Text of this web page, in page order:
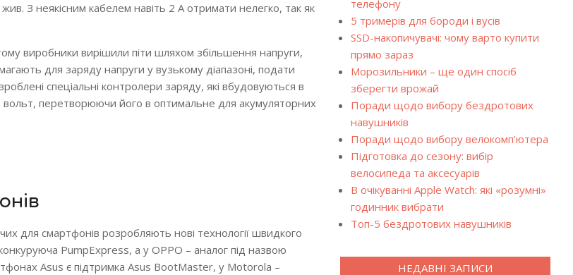
З неякісним кабелем навіть 2 А отримати нелегко, так як
виробники вирішили піти шляхом збільшення напруги,
для заряду напруги у вузькому діапазоні, подати
спеціальні контролери заряду, які вбудовуються в
перетворюючи його в оптимальне для акумуляторних
для смартфонів розробляють нові технології швидкого
PumpExpress, а у OPPO – аналог під назвою
Asus є підтримка Asus BootMaster, у Motorola –
телефону
5 тримерів для бороди і вусів
SSD-накопичувачі: чому варто купити
прямо зараз
Морозильники – ще один спосіб
зберегти врожай
Поради щодо вибору бездротових
навушників
Поради щодо вибору велокомп'ютера
Підготовка до сезону: вибір
велосипеда та аксесуарів
В очікуванні Apple Watch: які «розумні»
годинник вибрати
Топ-5 бездротових навушників
НЕДАВНІ ЗАПИСИ